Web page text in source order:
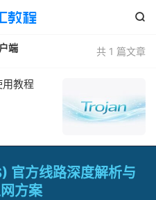

共 1 篇文章
端
教程
方线路深度解析与
方案